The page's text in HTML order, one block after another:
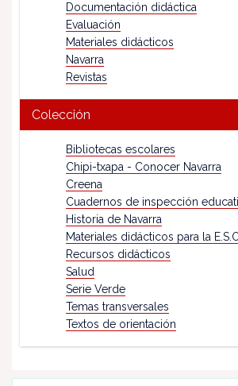
Documentación didáctica
Evaluación
Materiales didácticos
Navarra
Revistas
Colección
Bibliotecas escolares
Chipi-txapa - Conocer Navarra
Creena
Cuadernos de inspección
Historia de Navarra
Materiales didácticos para la
Recursos didácticos
Salud
Serie Verde
Temas transversales
Textos de orientación